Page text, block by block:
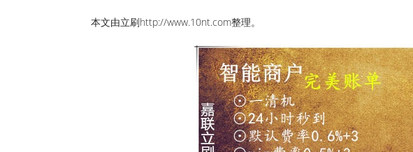
本文由立刷http://www.10nt.com整理。